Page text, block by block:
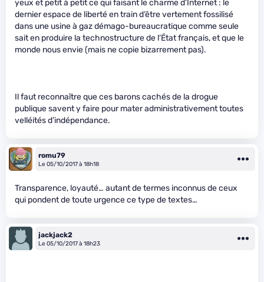
yeux et petit à petit ce qui faisant le charme d’Internet : le
dernier espace de liberté en train d’être vertement fossilisé
dans une usine à gaz démago-bureaucratique comme seule
sait en produire la technostructure de l’État français, et que le
monde nous envie (mais ne copie bizarrement pas).
Il faut reconnaître que ces barons cachés de la drogue
publique savent y faire pour mater administrativement toutes
velléités d’indépendance.
romu79
Le 05/10/2017 à 18h18
Transparence, loyauté… autant de termes inconnus de ceux
qui pondent de toute urgence ce type de textes…
jackjack2
Le 05/10/2017 à 18h23